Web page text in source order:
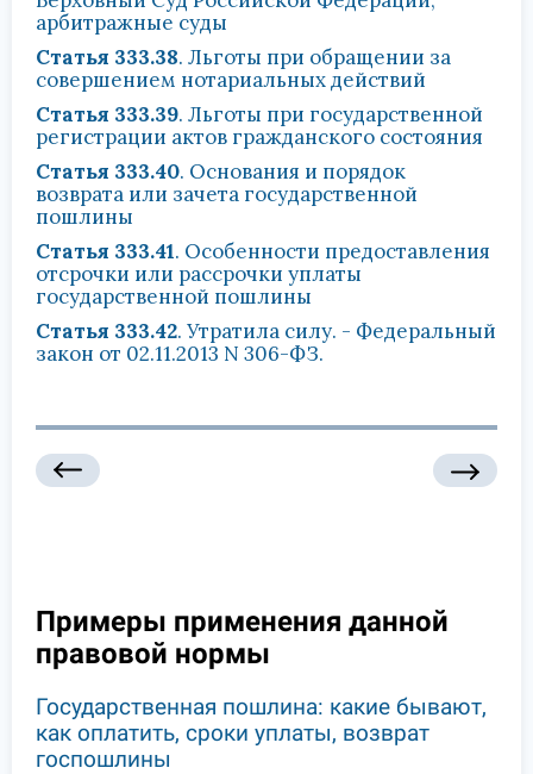
арбитражные суды
Статья 333.38. Льготы при обращении за
совершением нотариальных действий
Статья 333.39. Льготы при государственной
регистрации актов гражданского состояния
Статья 333.40. Основания и порядок
возврата или зачета государственной
пошлины
Статья 333.41. Особенности предоставления
отсрочки или рассрочки уплаты
государственной пошлины
Статья 333.42. Утратила силу. - Федеральный
закон от 02.11.2013 N 306-ФЗ.
Примеры применения данной
правовой нормы
Государственная пошлина: какие бывают,
как оплатить, сроки уплаты, возврат
госпошлины